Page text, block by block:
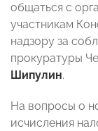
общаться с
участникам
надзору за
прокуратуры
Шипулин.
На вопросы о
исчисления